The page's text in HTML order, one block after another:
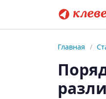
Главная /